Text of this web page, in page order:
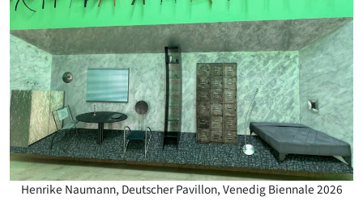
Henrike Naumann, Deutscher Pavillon, Venedig Biennale 2026